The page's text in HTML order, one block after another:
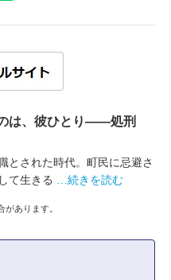
は、彼ひとり――処刑
された時代。町民に忌避さ
て生きる
…続きを読む
あります。